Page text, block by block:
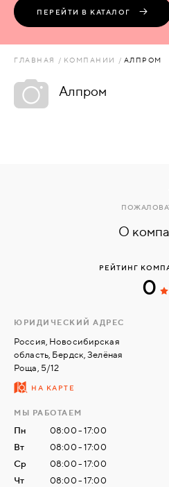
АКСЕССУАРЫ
ЗАВКИ
ИНТЕРЕСНЫЕ
НАМИ
ПЕРЕЙТИ В КАТАЛОГ
ГЛАВНАЯ КОМПАНИИ АЛПРОМ
Алпром
О
РЕЙТИНГ
0
ЮРИДИЧЕСКИЙ АДРЕС
Россия, Новосибирская
область, Бердск, Зелёная
Роща, 5/12
НА КАРТЕ
МЫ РАБОТАЕМ
Пн
08:00 - 17:00
Вт
08:00 - 17:00
Ср
08:00 - 17:00
Чт
08:00 - 17:00